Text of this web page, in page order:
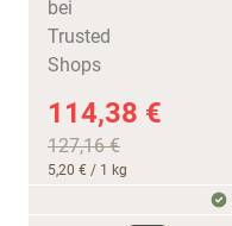
114,38 €
127,16 €
5,20 € / 1 kg